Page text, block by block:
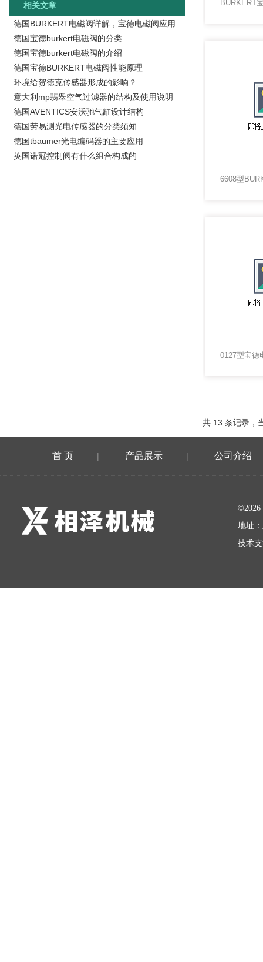
共 13 条记录
相关文章
德国BURKERT电磁阀详解，宝德电磁阀应用
德国宝德burkert电磁阀的分类
德国宝德burkert电磁阀的介绍
德国宝德BURKERT电磁阀性能原理
环境给贺德克传感器形成的影响？
意大利mp翡翠空气过滤器的结构及使用说明
德国AVENTICS安沃驰气缸设计结构
德国劳易测光电传感器的分类须知
德国tbaumer光电编码器的主要应用
英国诺冠控制阀有什么组合构成的
首 页 | 产品展示 | 公司介绍
地址
技术